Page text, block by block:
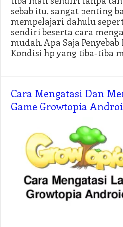
sebab itu, sangat penting
mempelajari dahulu
sendiri beserta cara
mudah. Apa Saja
Kondisi hp yang tiba-tiba
Cara Mengatasi Dan
Game Growtopia